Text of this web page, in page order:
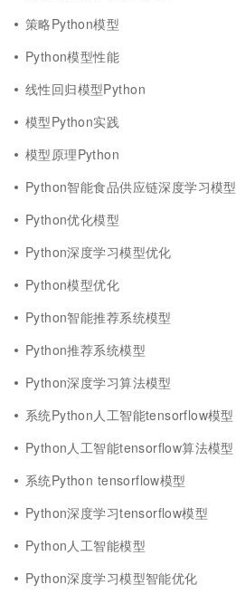
策略Python模型
Python模型性能
线性回归模型Python
模型Python实践
模型原理Python
Python智能食品供应链深度学习模型
Python优化模型
Python深度学习模型优化
Python模型优化
Python智能推荐系统模型
Python推荐系统模型
Python深度学习算法模型
系统Python人工智能tensorflow模型
Python人工智能tensorflow算法模型
系统Python tensorflow模型
Python深度学习tensorflow模型
Python人工智能模型
Python深度学习模型智能优化